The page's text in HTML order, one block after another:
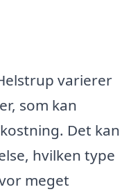
varierer
som kan
Det kan
hvilken type
meget